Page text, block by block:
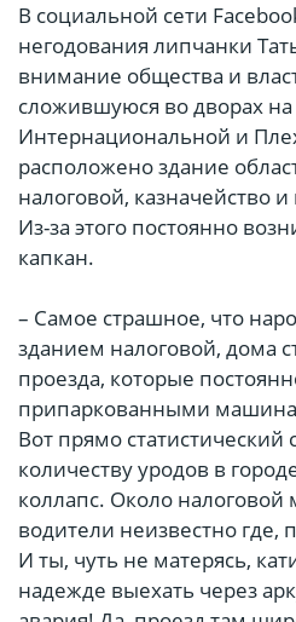
В социальной сети
негодования липчанки
внимание общества и
сложившуюся во дворах
Интернациональной и
расположено здание
налоговой, казначейство
Из-за этого постоянно
капкан.
– Самое страшное, что
зданием налоговой, дома
проезда, которые
припаркованными
Вот прямо
количеству уродов в
коллапс. Около
водители неизвестно где,
И ты, чуть не матерясь,
надежде выехать через